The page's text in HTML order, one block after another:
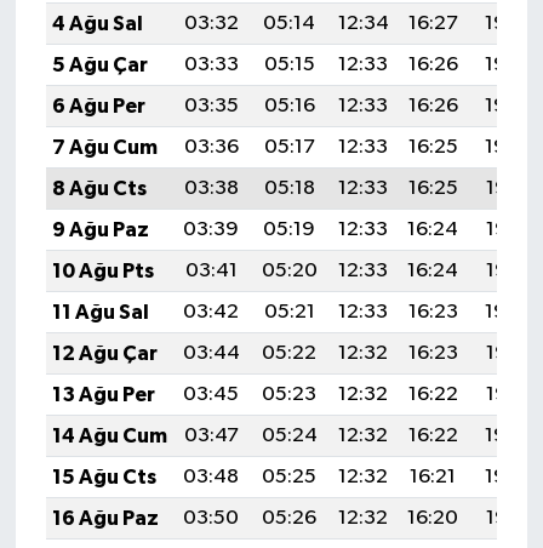
4 Ağu Sal
03:32 05:14 12:34 16:27
19:43
5 Ağu Çar
03:33 05:15 12:33 16:26
19:42
6 Ağu Per
03:35 05:16 12:33 16:26
19:40
7 Ağu Cum
03:36 05:17 12:33 16:25
19:39
8 Ağu Cts
03:38 05:18 12:33 16:25
19:38
9 Ağu Paz
03:39 05:19 12:33 16:24
19:37
10 Ağu Pts
03:41 05:20 12:33 16:24
19:36
11 Ağu Sal
03:42 05:21 12:33 16:23
19:34
12 Ağu Çar
03:44 05:22 12:32 16:23
19:33
13 Ağu Per
03:45 05:23 12:32 16:22
19:32
14 Ağu Cum
03:47 05:24 12:32 16:22
19:30
15 Ağu Cts
03:48 05:25 12:32 16:21
19:29
16 Ağu Paz
03:50 05:26 12:32 16:20
19:27